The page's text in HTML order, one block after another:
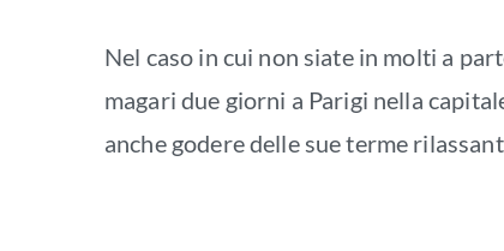
Nel caso in cui non siate in molti a
magari due giorni a Parigi nella
anche godere delle sue terme